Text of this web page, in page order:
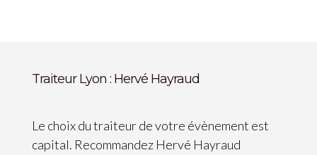
Traiteur Lyon : Hervé Hayraud
Le choix du traiteur de votre évènement est
capital. Recommandez Hervé Hayraud